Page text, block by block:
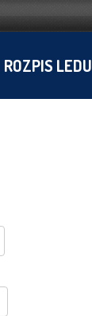
ROZPIS LEDU